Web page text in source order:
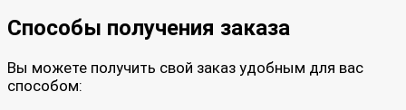
Способы получения заказа
Вы можете получить свой заказ удобным для вас
способом: